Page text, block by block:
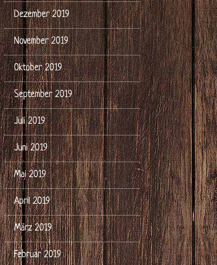
Dezember 2019
November 2019
Oktober 2019
September 2019
Juli 2019
Juni 2019
Mai 2019
April 2019
März 2019
Februar 2019